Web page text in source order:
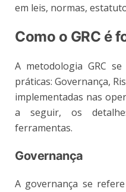
em leis, normas,
Como o GRC é
A metodologia GRC
práticas: Governança,
implementadas nas
a seguir, os
ferramentas.
Governança
A governança se